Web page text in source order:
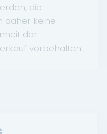
die
daher keine
dar. ----
vorbehalten.